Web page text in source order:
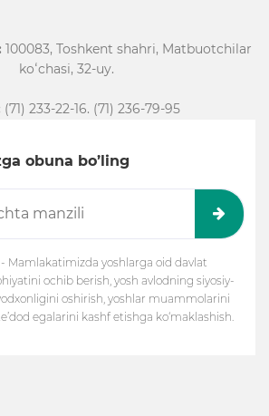
100083, Toshkent shahri, Matbuotchilar
koʻchasi, 32-uy.
(71) 233-22-16. (71) 236-79-95
obuna bo’ling
Mamlakatimizda yoshlarga oid davlat
ochib berish, yosh avlodning siyosiy-
oshirish, yoshlar muammolarini
egalarini kashf etishga ko‘maklashish.